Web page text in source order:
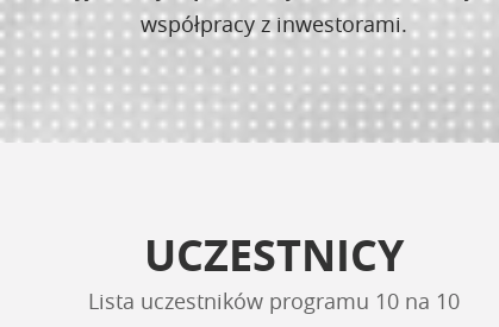
współpracy z inwestorami.
UCZESTNICY
Lista uczestników programu 10 na 10